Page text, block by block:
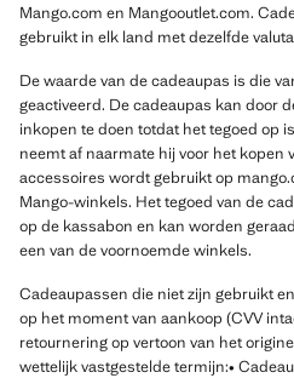
Mango.com en Mangooutlet.com.
gebruikt in elk land met dezelfde
De waarde van de cadeaupas is die
geactiveerd. De cadeaupas kan door
inkopen te doen totdat het tegoed op
neemt af naarmate hij voor het kopen
accessoires wordt gebruikt op
Mango-winkels. Het tegoed van de
op de kassabon en kan worden
een van de voornoemde winkels.
Cadeaupassen die niet zijn gebruikt
op het moment van aankoop (CVV
retournering op vertoon van het
wettelijk vastgestelde termijn:•